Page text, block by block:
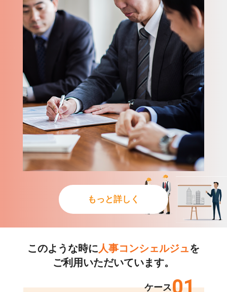
もっと詳しく
このような時に 人事コンシェルジュを
ご利用いただいています。
ケース